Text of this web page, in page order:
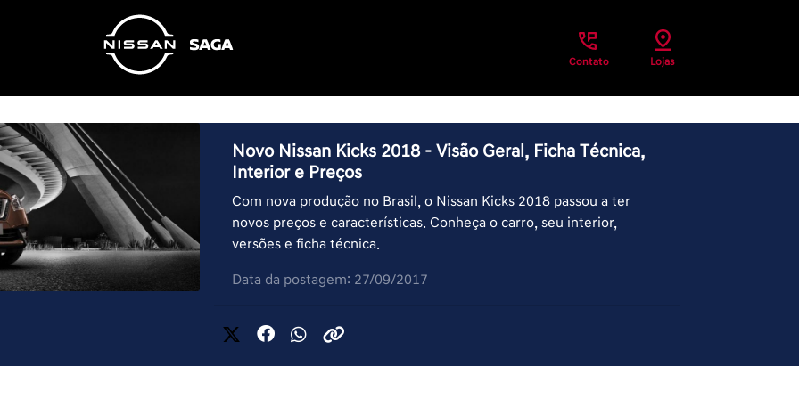
Contato Lojas
Novo Nissan Kicks 2018 - Visão Geral, Ficha Técnica,
Interior e Preços
Com nova produção no Brasil, o Nissan Kicks 2018 passou a ter
novos preços e características. Conheça o carro, seu interior,
versões e ficha técnica.
Data da postagem: 27/09/2017